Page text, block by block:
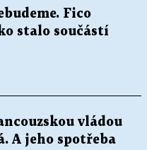
Fico
stalo součástí
vládou
A jeho spotřeba